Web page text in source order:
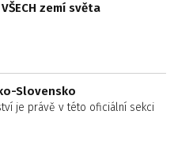
zemí světa
Slovensko
je právě v této oficiální sekci